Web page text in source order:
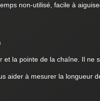
non-utilisé, facile à
la pointe de la chaîne. Il ne
aider à mesurer la longueur